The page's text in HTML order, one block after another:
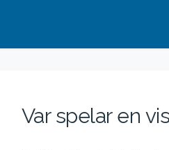
Var spelar en